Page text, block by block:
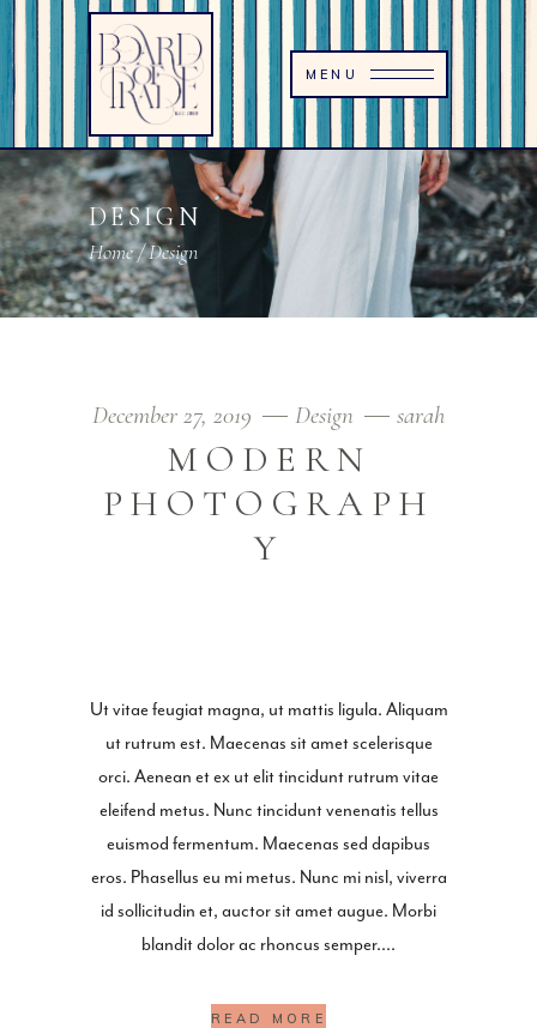
MENU
DESIGN
Home/Design
December 27, 2019 Design sarah
MODERN
PHOTOGRAPH
Y
Ut vitae feugiat magna, ut mattis ligula. Aliquam
ut rutrum est. Maecenas sit amet scelerisque
orci. Aenean et ex ut elit tincidunt rutrum vitae
eleifend metus. Nunc tincidunt venenatis tellus
euismod fermentum. Maecenas sed dapibus
eros. Phasellus eu mi metus. Nunc mi nisl, viverra
id sollicitudin et, auctor sit amet augue. Morbi
blandit dolor ac rhoncus semper.
READ MORE